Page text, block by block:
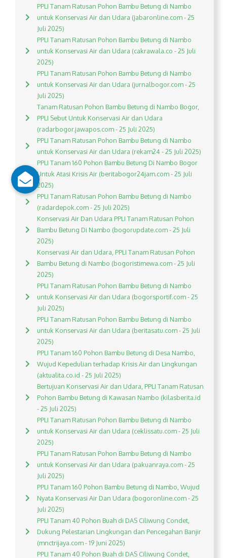
PPLI Tanam Ratusan Pohon Bambu Betung di Nambo
untuk Konservasi Air dan Udara (jabaronline.com - 25
Juli 2025)
PPLI Tanam Ratusan Pohon Bambu Betung di Nambo
untuk Konservasi Air dan Udara (cakrawala.co - 25 Juli
2025)
PPLI Tanam Ratusan Pohon Bambu Betung di Nambo
untuk Konservasi Air dan Udara (jurnalbogor.com - 25
Juli 2025)
Tanam Ratusan Pohon Bambu Betung di Nambo Bogor,
PPLI Sebut Untuk Konservasi Air dan Udara
(radarbogor.jawapos.com - 25 Juli 2025)
PPLI Tanam Ratusan Pohon Bambu Betung di Nambo
untuk Konservasi Air dan Udara (rekam24 - 25 Juli 2025)
PPLI Tanam 160 Pohon Bambu Betung Di Nambo Bogor
Untuk Atasi Krisis Air (beritabogor24jam.com - 25 Juli
2025)
PPLI Tanam Ratusan Pohon Bambu Betung di Nambo
(radardepok.com - 25 Juli 2025)
Konservasi Air Dan Udara PPLI Tanam Ratusan Pohon
Bambu Betung Di Nambo (bogorupdate.com - 25 Juli
2025)
Konservasi Air dan Udara, PPLI Tanam Ratusan Pohon
Bambu Betung di Nambo (bogoristimewa.com - 25 Juli
2025)
PPLI Tanam Ratusan Pohon Bambu Betung di Nambo
untuk Konservasi Air dan Udara (bogorsportif.com - 25
Juli 2025)
PPLI Tanam Ratusan Pohon Bambu Betung di Nambo
untuk Konservasi Air dan Udara (beritasatu.com - 25 Juli
2025)
PPLI Tanam 160 Pohon Bambu Betung di Desa Nambo,
Wujud Kepedulian terhadap Krisis Air dan Lingkungan
(aktualita.co.id - 25 Juli 2025)
Bertujuan Konservasi Air dan Udara, PPLI Tanam Ratusan
Pohon Bambu Betung di Kawasan Nambo (kilasberita.id
- 25 Juli 2025)
PPLI Tanam Ratusan Pohon Bambu Betung di Nambo
untuk Konservasi Air dan Udara (ceklissatu.com - 25 Juli
2025)
PPLI Tanam Ratusan Pohon Bambu Betung di Nambo
untuk Konservasi Air dan Udara (pakuanraya.com - 25
Juli 2025)
PPLI Tanam 160 Pohon Bambu Betung di Nambo, Wujud
Nyata Konservasi Air Dan Udara (bogoronline.com - 25
Juli 2025)
PPLI Tanam 40 Pohon Buah di DAS Ciliwung Condet,
Dukung Pelestarian Lingkungan dan Pencegahan Banjir
(mnctrijaya.com - 19 Juni 2025)
PPLI Tanam 40 Pohon Buah di DAS Ciliwung Condet,